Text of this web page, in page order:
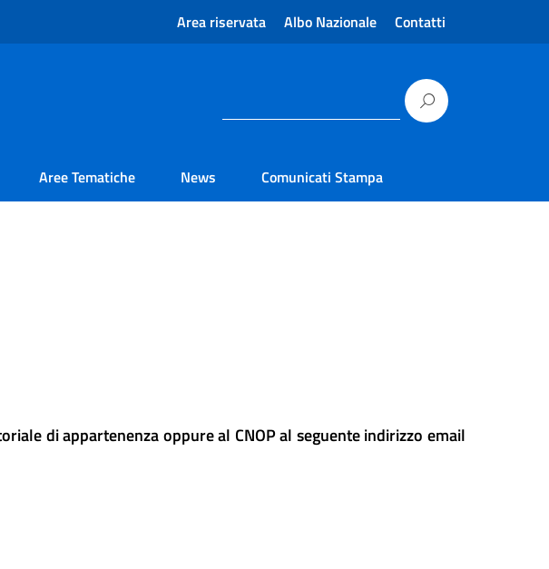
Area riservata Albo Nazionale Contatti
Aree Tematiche News Comunicati Stampa
di appartenenza oppure al CNOP al seguente indirizzo email